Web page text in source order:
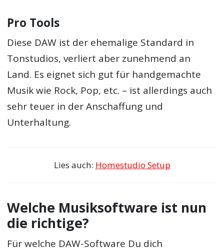
Pro Tools
Diese DAW ist der ehemalige Standard in
Tonstudios, verliert aber zunehmend an
Land. Es eignet sich gut für handgemachte
Musik wie Rock, Pop, etc. – ist allerdings auch
sehr teuer in der Anschaffung und
Unterhaltung.
Lies auch: Homestudio Setup
Welche Musiksoftware ist nun
die richtige?
Für welche DAW-Software Du dich